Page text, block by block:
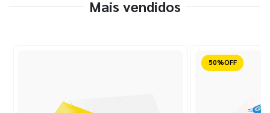
Mais vendidos
Reduzido